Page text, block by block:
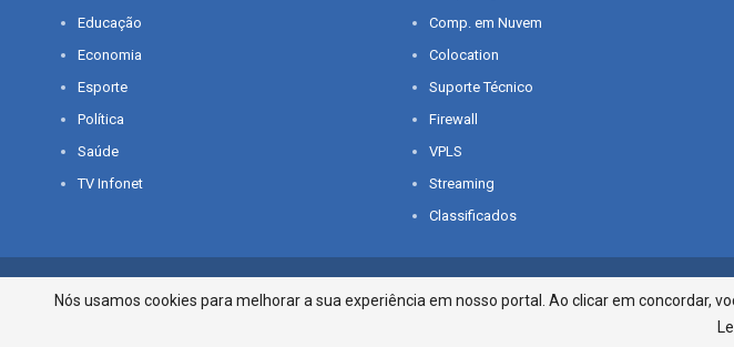
Educação
Economia
Esporte
Política
Saúde
TV Infonet
Comp. em Nuvem
Colocation
Suporte Técnico
Firewall
VPLS
Streaming
Classificados
© 2026 - O que é notícia em Sergipe. Todos os direitos reservados.
Nós usamos cookies para melhorar a sua experiência em nosso portal. Ao clicar em concordar,